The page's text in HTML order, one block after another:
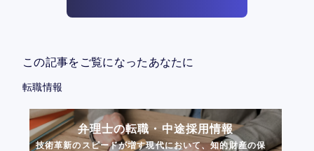
この記事をご覧になったあなたに
転職情報
弁理士の転職・中途採用情報
技術革新のスピードが増す現代において、知的財産の保